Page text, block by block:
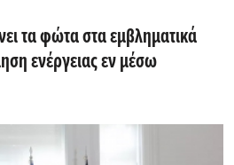
τα φώτα στα εμβληματικά
ενέργειας εν μέσω